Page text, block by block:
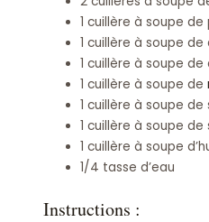
1 cuillère à soupe de
1 cuillère à soupe de
1 cuillère à soupe
1 cuillère à soupe de
1 cuillère à soupe de
1 cuillère à soupe de
1 cuillère à soupe
1/4 tasse d’eau
Instructions :